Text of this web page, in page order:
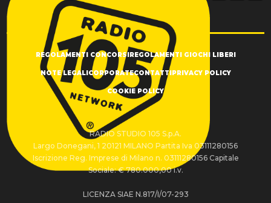
REGOLAMENTI CONCORSI REGOLAMENTI GIOCHI LIBERI
NOTE LEGALI CORPORATECONTATTI PRIVACY POLICY
COOKIE POLICY
RADIO STUDIO 105 S.p.A.
Largo Donegani, 1 20121 MILANO Partita Iva 03111280156
Iscrizione Reg. Imprese di Milano n. 03111280156 Capitale
Sociale: € 780.000,00 i.v.
LICENZA SIAE N.817/I/07-293